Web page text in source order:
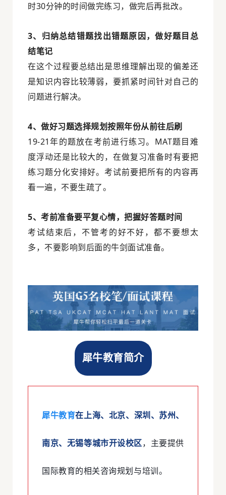
时30分钟的时间做完练习，做完后再批改。
3、归纳总结错题找出错题原因，做好题目总
结笔记
在这个过程要总结出是思维理解出现的偏差还
是知识内容比较薄弱，要抓紧时间针对自己的
问题进行解决。
4、做好习题选择规划按照年份从前往后刷
19-21年的题放在考前进行练习。MAT题目难
度浮动还是比较大的，在做复习准备时有要把
练习题分化安排好。考试前要把所有的内容再
看一遍，不要生疏了。
5、考前准备要平复心情，把握好答题时间
考试结束后，不管考的好不好，都不要想太
多，不要影响到后面的牛剑面试准备。
犀牛教育简介
犀牛教育在上海、北京、深圳、苏州、
南京、无锡等城市开设校区，主要提供
国际教育的相关咨询规划与培训。